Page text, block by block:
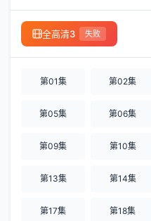
全高清3 失败
第01集 第02集
第05集 第06集
第09集 第10集
第13集 第14集
第17集 第18集